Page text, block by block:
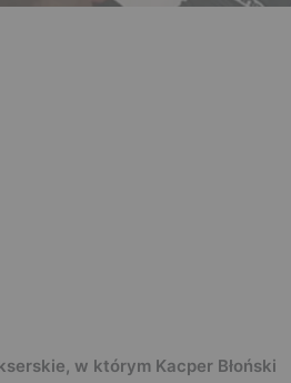
w którym Kacper Błoński